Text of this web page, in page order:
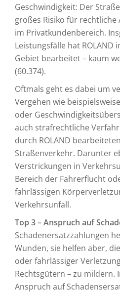
Geschwindigkeit: Der
großes Risiko für
im Privatkundenbereich.
Leistungsfälle hat ROLAND
Gebiet bearbeitet – kaum
(60.374).
Oftmals geht es dabei um
Vergehen wie
oder
auch strafrechtliche
durch ROLAND
Straßenverkehr. Darunter
Verstrickungen in
Bereich der Fahrerflucht
fahrlässigen
Verkehrsunfall.
Top 3 – Anspruch auf
Schadenersatzzahlungen
Wunden, sie helfen aber,
oder fahrlässiger
Rechtsgütern – zu mildern.
Anspruch auf